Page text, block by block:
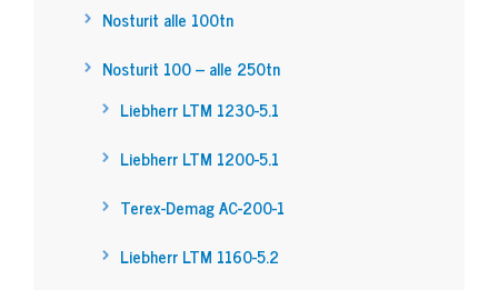
Nosturit alle 100tn
Nosturit 100 – alle 250tn
Liebherr LTM 1230-5.1
Liebherr LTM 1200-5.1
Terex-Demag AC-200-1
Liebherr LTM 1160-5.2